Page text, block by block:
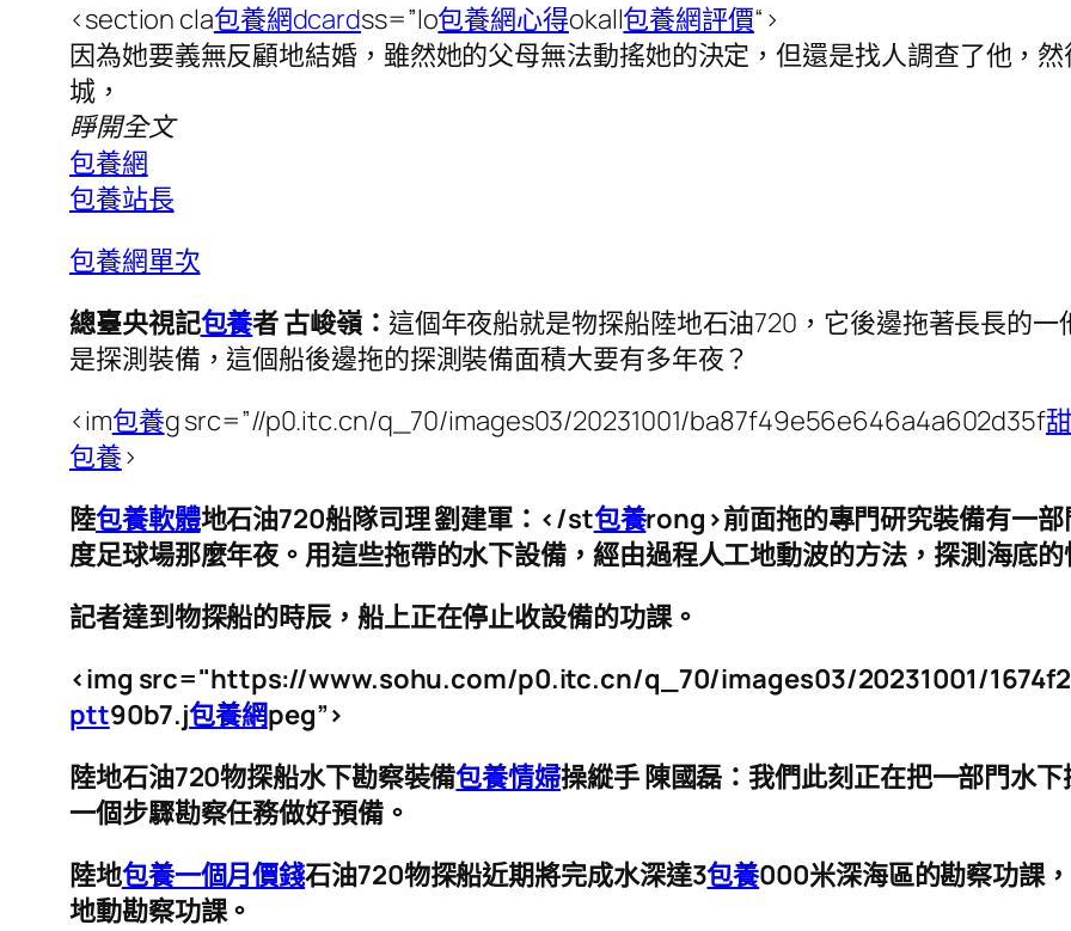
<section cla包養網dcardss=”lo包養網心得okall包養網評價“>
因為她要義無反顧地結婚，雖然她的父母無法動搖她的決定，但還是找人調查了他，
城，
睜開全文
包養網
包養站長
包養網單次
總臺央視記包養者 古峻嶺： 這個年夜船就是物探船陸地石油720，它後邊拖著長長的
是探測裝備，這個船後邊拖的探測裝備面積大要有多年夜？
<im包養g src=”//p0.itc.cn/q_70/images03/20231001/ba87f49e56e646a4a602d35f
包養>
陸包養軟體地石油720船隊司理 劉建軍：</st包養rong>前面拖的專門研究裝備有一
度足球場那麼年夜。用這些拖帶的水下設備，經由過程人工地動波的方法，探測海底
記者達到物探船的時辰，船上正在停止收設備的功課。
<img src="https://www.sohu.com/p0.itc.cn/q_70/images03/20231001/
ptt90b7.j包養網peg”>
陸地石油720物探船水下勘察裝備包養情婦操縱手 陳國磊： 我們此刻正在把一部門水
一個步驟勘察任務做好預備。
陸地包養一個月價錢石油720物探船近期將完成水深達3包養000米深海區的勘察功課
地動勘察功課。